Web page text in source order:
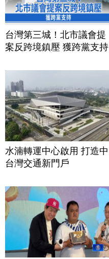
台灣第三城！北市議會提
案反跨境鎮壓 獲跨黨支持
水湳轉運中心啟用 打造中
台灣交通新門戶